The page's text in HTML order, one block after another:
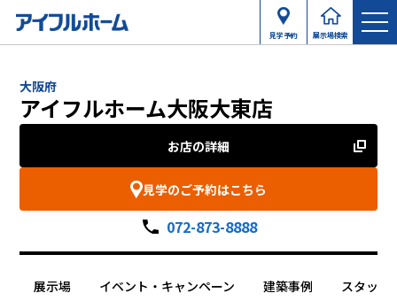
見学予約 展示場検索
大阪府
アイフルホーム大阪大東店
お店の詳細
見学のご予約はこちら
072-873-8888
展示場 イベント・キャンペーン 建築事例 スタッフ